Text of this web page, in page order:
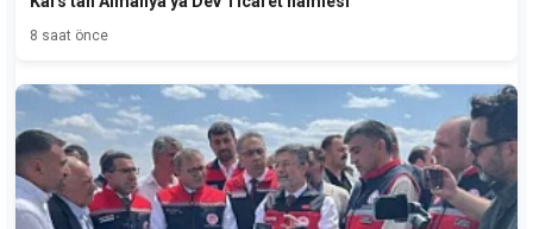
8 saat önce